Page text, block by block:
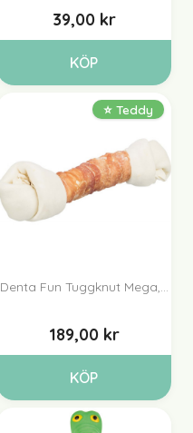
39,00 kr
KÖP
⭐ Teddy
Denta Fun Tuggknut Mega,...
189,00 kr
KÖP